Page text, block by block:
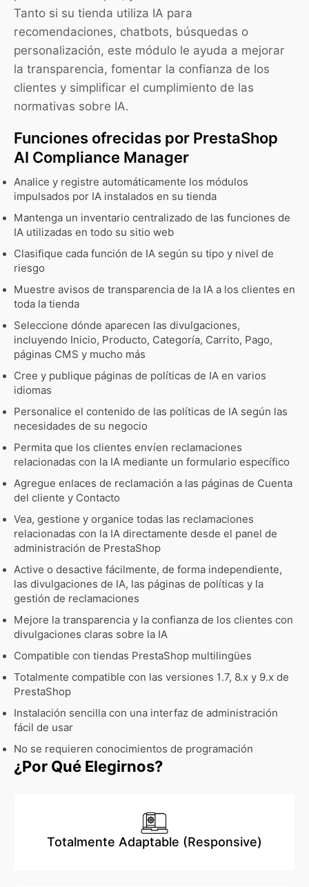
Tanto si su tienda utiliza IA para
recomendaciones, chatbots, búsquedas o
personalización, este módulo le ayuda a mejorar
la transparencia, fomentar la confianza de los
clientes y simplificar el cumplimiento de las
normativas sobre IA.
Funciones ofrecidas por PrestaShop
AI Compliance Manager
Analice y registre automáticamente los módulos
impulsados por IA instalados en su tienda
Mantenga un inventario centralizado de las funciones de
IA utilizadas en todo su sitio web
Clasifique cada función de IA según su tipo y nivel de
riesgo
Muestre avisos de transparencia de la IA a los clientes en
toda la tienda
Seleccione dónde aparecen las divulgaciones,
incluyendo Inicio, Producto, Categoría, Carrito, Pago,
páginas CMS y mucho más
Cree y publique páginas de políticas de IA en varios
idiomas
Personalice el contenido de las políticas de IA según las
necesidades de su negocio
Permita que los clientes envíen reclamaciones
relacionadas con la IA mediante un formulario específico
Agregue enlaces de reclamación a las páginas de Cuenta
del cliente y Contacto
Vea, gestione y organice todas las reclamaciones
relacionadas con la IA directamente desde el panel de
administración de PrestaShop
Active o desactive fácilmente, de forma independiente,
las divulgaciones de IA, las páginas de políticas y la
gestión de reclamaciones
Mejore la transparencia y la confianza de los clientes con
divulgaciones claras sobre la IA
Compatible con tiendas PrestaShop multilingües
Totalmente compatible con las versiones 1.7, 8.x y 9.x de
PrestaShop
Instalación sencilla con una interfaz de administración
fácil de usar
No se requieren conocimientos de programación
¿Por Qué Elegirnos?
Totalmente Adaptable (Responsive)